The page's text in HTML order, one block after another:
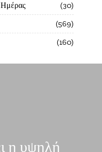
30
569
160
η υψηλή